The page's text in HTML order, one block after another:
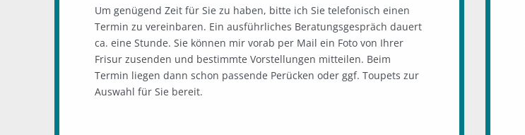
Um genügend Zeit für Sie zu haben, bitte ich Sie telefonisch einen
Termin zu vereinbaren. Ein ausführliches Beratungsgespräch dauert
ca. eine Stunde. Sie können mir vorab per Mail ein Foto von Ihrer
Frisur zusenden und bestimmte Vorstellungen mitteilen. Beim
Termin liegen dann schon passende Perücken oder ggf. Toupets zur
Auswahl für Sie bereit.